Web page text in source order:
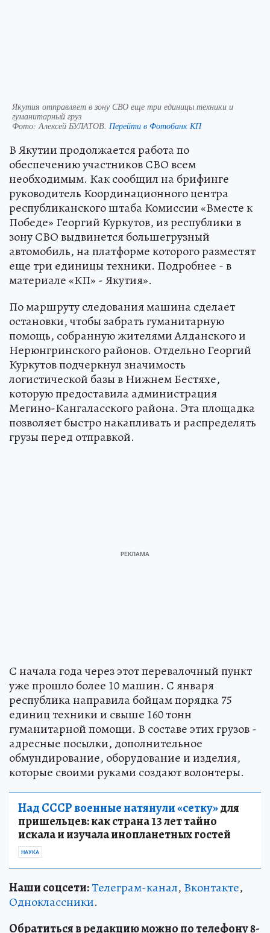
Якутия отправляет в зону СВО еще три единицы техники и
гуманитарный груз
Фото:Алексей БУЛАТОВ. Перейти в Фотобанк КП
В Якутии продолжается работа по
обеспечению участников СВО всем
необходимым. Как сообщил на брифинге
руководитель Координационного центра
республиканского штаба Комиссии «Вместе к
Победе» Георгий Куркутов, из республики в
зону СВО выдвинется большегрузный
автомобиль, на платформе которого разместят
еще три единицы техники. Подробнее - в
материале «КП» - Якутия».
По маршруту следования машина сделает
остановки, чтобы забрать гуманитарную
помощь, собранную жителями Алданского и
Нерюнгринского районов. Отдельно Георгий
Куркутов подчеркнул значимость
логистической базы в Нижнем Бестяхе,
которую предоставила администрация
Мегино-Кангаласского района. Эта площадка
позволяет быстро накапливать и распределять
грузы перед отправкой.
С начала года через этот перевалочный пункт
уже прошло более 10 машин. С января
республика направила бойцам порядка 75
единиц техники и свыше 160 тонн
гуманитарной помощи. В составе этих грузов -
адресные посылки, дополнительное
обмундирование, оборудование и изделия,
которые своими руками создают волонтеры.
Над СССР военные натянули «сетку»для
пришельцев: как страна 13 лет тайно
искала и изучала инопланетных гостей
НАУКА
Наши соцсети:Телеграм-канал, Вконтакте,
Одноклассники.
Обратиться в редакцию можно по телефону 8-